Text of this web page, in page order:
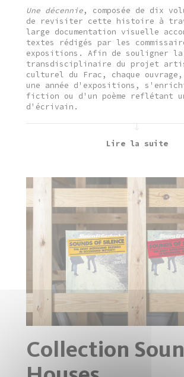
Une décennie, composée de dix
de revisiter cette histoire à
large documentation visuelle
textes rédigés par les
expositions. Afin de souligner la
transdisciplinaire du projet
culturel du Frac, chaque ouvrage,
une année d'expositions,
fiction ou d'un poème reflétant
d'écrivain.
Lire la suite
Collection